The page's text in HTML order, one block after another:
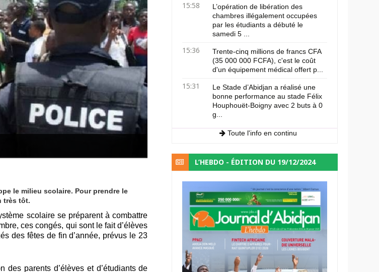
le milieu scolaire. Pour prendre le
très tôt.
scolaire se préparent à combattre
ces congés, qui sont le fait d’élèves
des fêtes de fin d’année, prévus le 23
des parents d’élèves et d’étudiants de
15:58
L’opération de libération des
chambres illégalement occupées
par les étudiants a débuté le
samedi 5 ...
15:36
Trente-cinq millions de francs CFA
(35 000 000 FCFA), c'est le coût
d'un équipement médical offert p...
15:31
Le Stade d’Abidjan a réalisé une
bonne performance au stade Félix
Houphouët-Boigny avec 2 buts à 0
g...
Toute l'info en continu
L’HEBDO - ÉDITION DU 19/12/2024